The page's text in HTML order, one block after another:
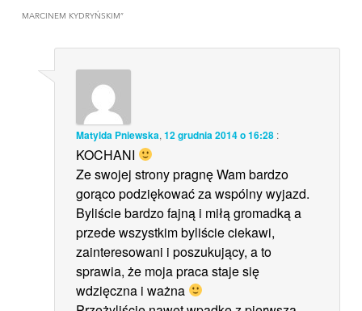
MARCINEM KYDRYŃSKIM”
Matylda Pniewska, 12 grudnia 2014 o 16:28 :
KOCHANI
Ze swojej strony pragnę Wam bardzo
gorąco podziękować za wspólny wyjazd.
Byliście bardzo fajną i miłą gromadką a
przede wszystkim byliście ciekawi,
zainteresowani i poszukujący, a to
sprawia, że moja praca staje się
wdzięczna i ważna